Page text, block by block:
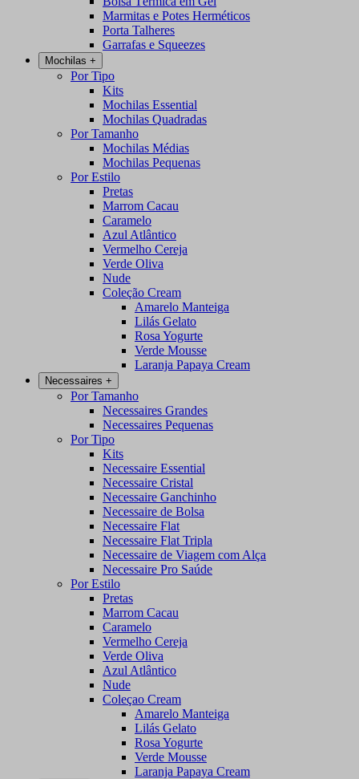
Marmitas e Potes Herméticos
Porta Talheres
Garrafas e Squeezes
Mochilas +
Por Tipo
Kits
Mochilas Essential
Mochilas Quadradas
Por Tamanho
Mochilas Médias
Mochilas Pequenas
Por Estilo
Pretas
Marrom Cacau
Caramelo
Azul Atlântico
Vermelho Cereja
Verde Oliva
Nude
Coleção Cream
Amarelo Manteiga
Lilás Gelato
Rosa Yogurte
Verde Mousse
Laranja Papaya Cream
Necessaires +
Por Tamanho
Necessaires Grandes
Necessaires Pequenas
Por Tipo
Kits
Necessaire Essential
Necessaire Cristal
Necessaire Ganchinho
Necessaire de Bolsa
Necessaire Flat
Necessaire Flat Tripla
Necessaire de Viagem com Alça
Necessaire Pro Saúde
Por Estilo
Pretas
Marrom Cacau
Caramelo
Vermelho Cereja
Verde Oliva
Azul Atlântico
Nude
Coleçao Cream
Amarelo Manteiga
Lilás Gelato
Rosa Yogurte
Verde Mousse
Laranja Papaya Cream